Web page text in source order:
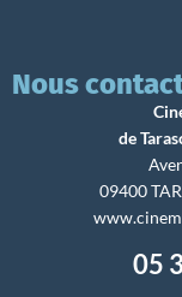
Nous
de
09400
05